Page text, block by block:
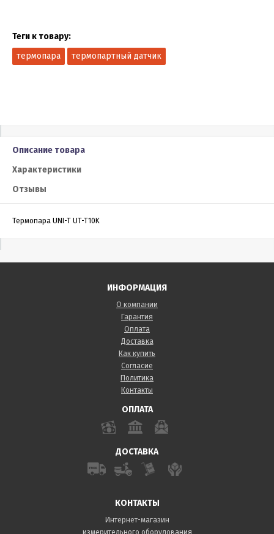
Теги к товару:
термопара
термопартный датчик
Описание товара
Характеристики
Отзывы
Термопара UNI-T UT-T10K
ИНФОРМАЦИЯ
О компании
Гарантия
Оплата
Доставка
Как купить
Согласие
Политика
Контакты
ОПЛАТА
ДОСТАВКА
КОНТАКТЫ
Интернет-магазин
измерительного оборудования